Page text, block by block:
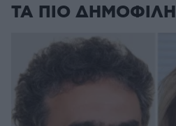
ΤΑ ΠΙΟ ΔΗΜΟΦΙΛΗ